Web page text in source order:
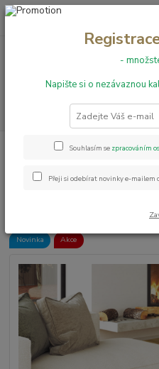
+420 731 199 591
Vinylové podlahy
Vinylová
Vinylová
2667 Oak Haven
Novinka Akce
-
Napište si o nezávaznou
Souhlasím se zpracováním
Přeji si odebírat novinky e-mailem